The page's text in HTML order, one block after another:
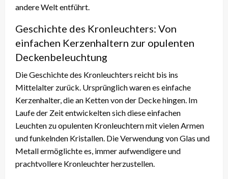
andere Welt entführt.
Geschichte des Kronleuchters: Von
einfachen Kerzenhaltern zur opulenten
Deckenbeleuchtung
Die Geschichte des Kronleuchters reicht bis ins
Mittelalter zurück. Ursprünglich waren es einfache
Kerzenhalter, die an Ketten von der Decke hingen. Im
Laufe der Zeit entwickelten sich diese einfachen
Leuchten zu opulenten Kronleuchtern mit vielen Armen
und funkelnden Kristallen. Die Verwendung von Glas und
Metall ermöglichte es, immer aufwendigere und
prachtvollere Kronleuchter herzustellen.